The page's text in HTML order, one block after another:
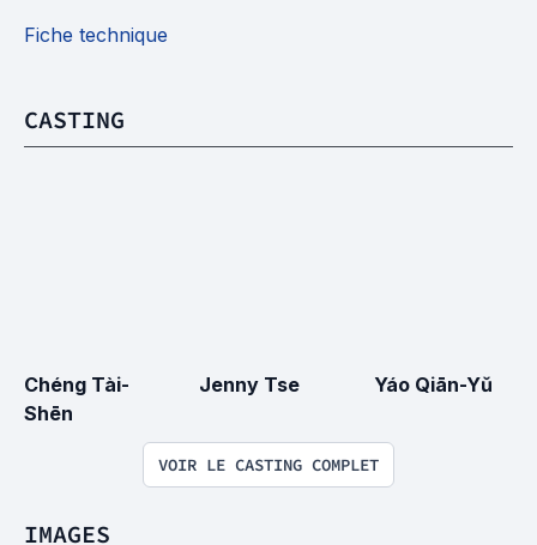
Fiche technique
CASTING
Chéng Tài-
Shēn
Jenny Tse Yáo Qiān-Yǔ
VOIR LE CASTING COMPLET
IMAGES